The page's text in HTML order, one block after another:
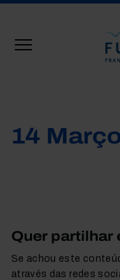
14
Quer partilhar
Se achou este
através das redes